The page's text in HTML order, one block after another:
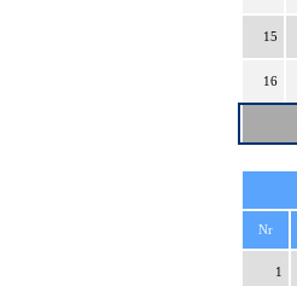
15
16
Nr
1